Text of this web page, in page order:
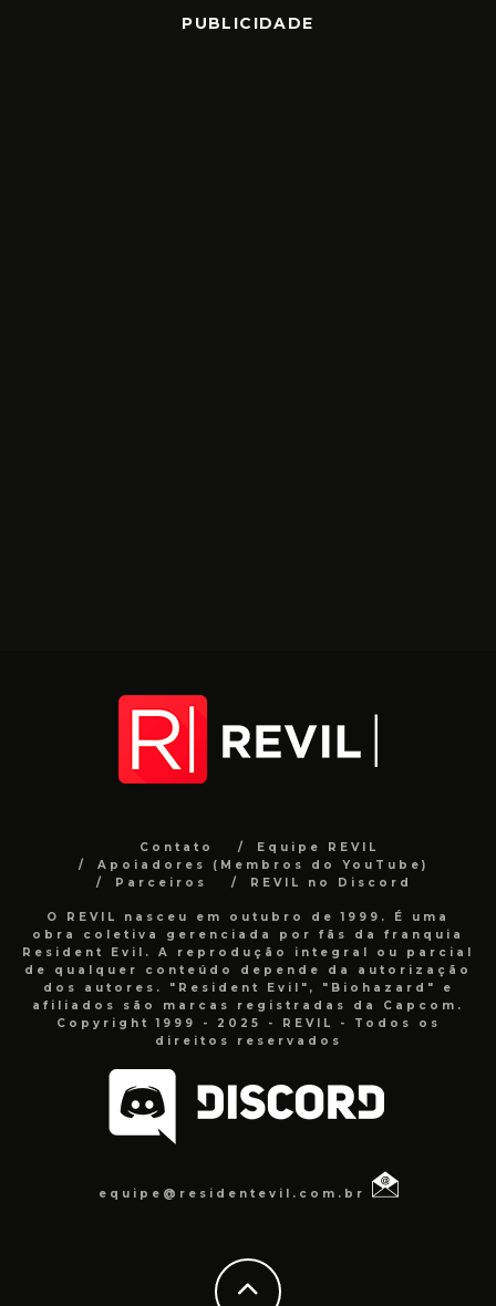
PUBLICIDADE
Contato
Equipe REVIL
Apoiadores (Membros do YouTube)
Parceiros
REVIL no Discord
O REVIL nasceu em outubro de 1999. É uma
obra coletiva gerenciada por fãs da franquia
Resident Evil. A reprodução integral ou parcial
de qualquer conteúdo depende da autorização
dos autores. "Resident Evil", "Biohazard" e
afiliados são marcas registradas da Capcom.
Copyright 1999 - 2025 - REVIL - Todos os
direitos reservados
equipe@residentevil.com.br